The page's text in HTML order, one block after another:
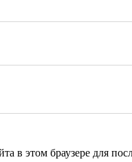
в этом браузере для